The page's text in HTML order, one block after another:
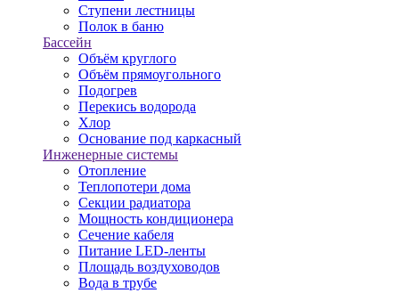
Ступени лестницы
Полок в баню
Бассейн
Объём круглого
Объём прямоугольного
Подогрев
Перекись водорода
Хлор
Основание под каркасный
Инженерные системы
Отопление
Теплопотери дома
Секции радиатора
Мощность кондиционера
Сечение кабеля
Питание LED-ленты
Площадь воздуховодов
Вода в трубе